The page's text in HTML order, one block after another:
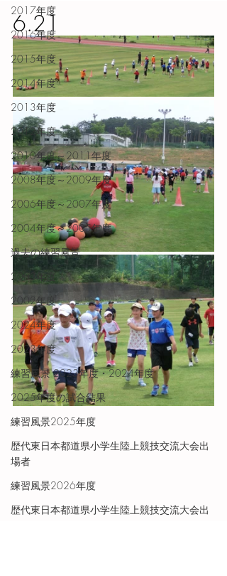
2017年度
2016年度
2015年度
2014年度
2013年度
2012年度
2010年度～2011年度
2008年度～2009年度
2006年度～2007年度
2004年度～2005年度
過去の練習風景
2003年度
2002年度
2024年度
2023年度
練習風景 2023年度・2024年度
2025年度の試合結果
練習風景2025年度
歴代東日本都道県小学生陸上競技交流大会出
場者
練習風景2026年度
歴代東日本都道県小学生陸上競技交流大会出
6.21